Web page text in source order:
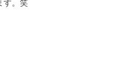
す。笑